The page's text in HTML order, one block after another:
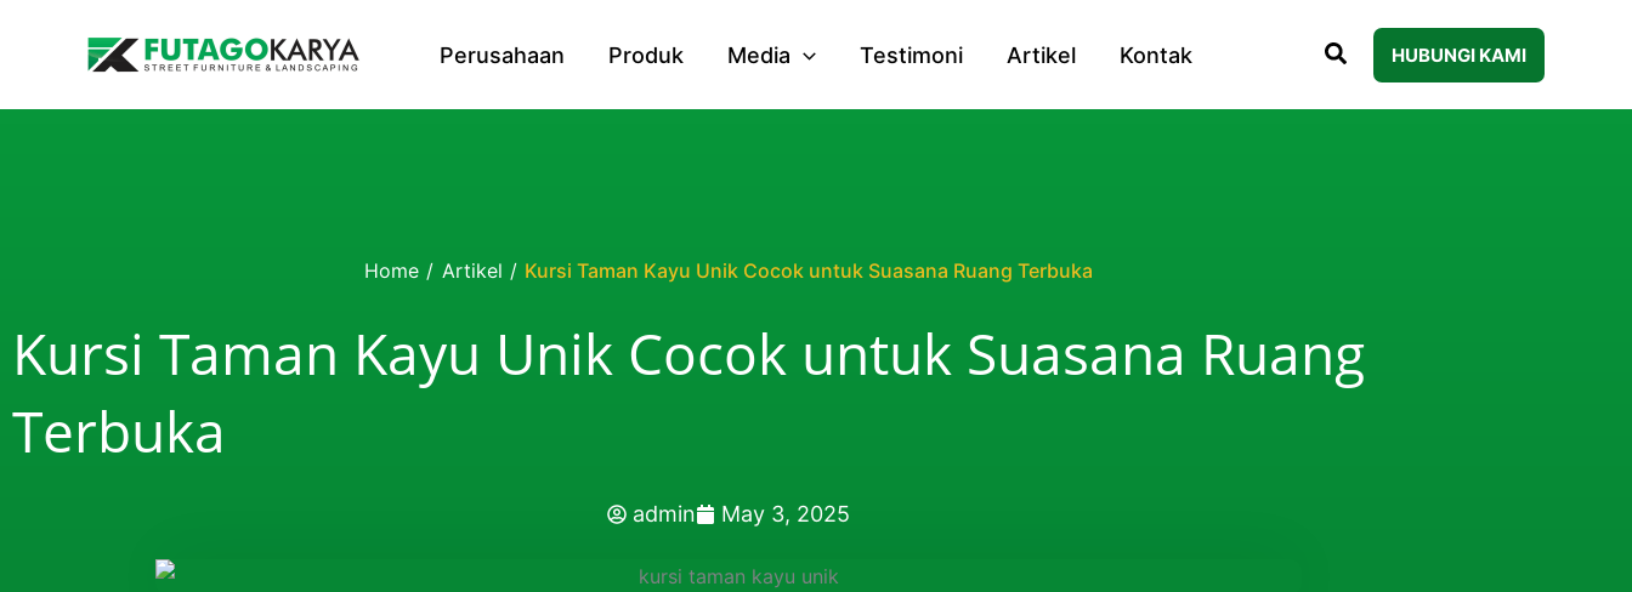
Perusahaan Produk Media Testimoni Artikel Kontak HUBUNGI KAMI
Home / Artikel / Kursi Taman Kayu Unik Cocok untuk Suasana Ruang Terbuka
Kursi Taman Kayu Unik Cocok untuk Suasana Ruang
Terbuka
admin May 3, 2025